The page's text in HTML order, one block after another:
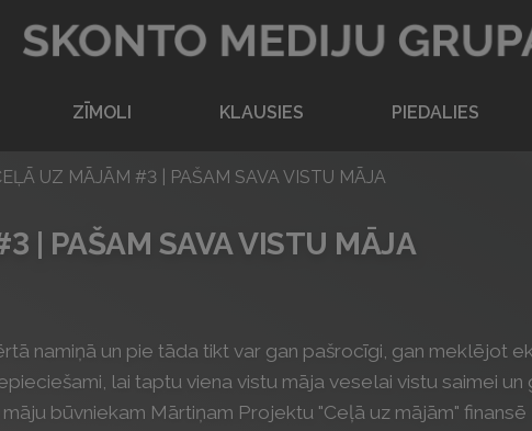
ZĪMOLI KLAUSIES PIEDALIES
UZ MĀJĀM #3 | PAŠAM SAVA VISTU MĀJA
| PAŠAM SAVA VISTU MĀJA
namiņā un pie tāda tikt var gan pašrocīgi, gan meklējot
lai taptu viena vistu māja veselai vistu saimei
būvniekam Mārtiņam Projektu "Ceļā uz mājām"